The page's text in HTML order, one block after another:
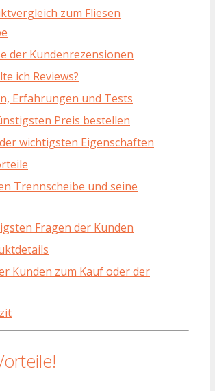
zum Fliesen
der Kundenrezensionen
ich Reviews?
Erfahrungen und Tests
Preis bestellen
wichtigsten Eigenschaften
Trennscheibe und seine
Fragen der Kunden
Kunden zum Kauf oder der